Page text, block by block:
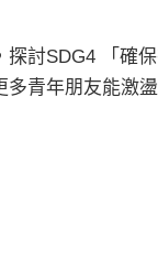
討SDG4 「確
青年朋友能激